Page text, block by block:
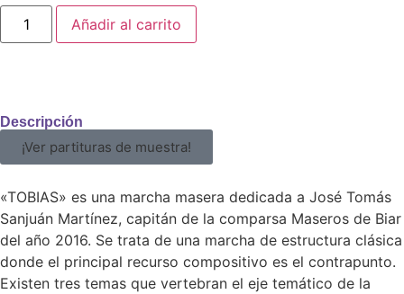
Añadir al carrito
Descripción
¡Ver partituras de muestra!
«TOBIAS» es una marcha masera dedicada a José Tomás
Sanjuán Martínez, capitán de la comparsa Maseros de Biar
del año 2016. Se trata de una marcha de estructura clásica
donde el principal recurso compositivo es el contrapunto.
Existen tres temas que vertebran el eje temático de la